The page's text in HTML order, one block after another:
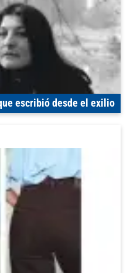
escribió desde el exilio